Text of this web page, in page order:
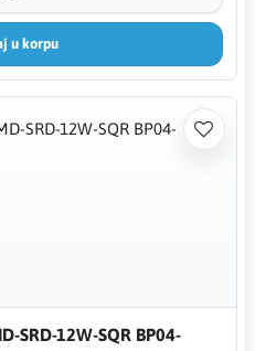
u korpu
SRD-12W-SQR BP04-